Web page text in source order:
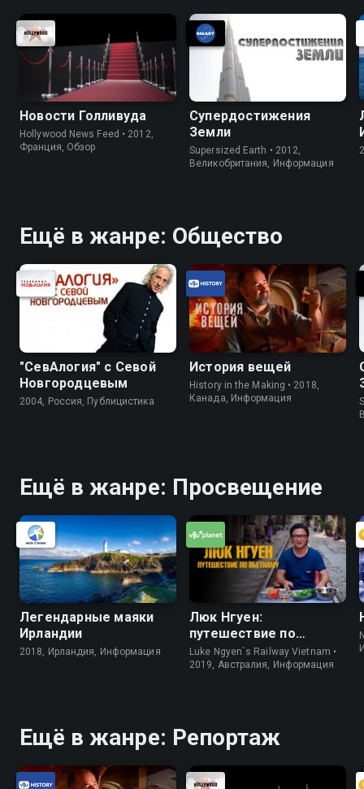
Новости Голливуда
Hollywood News Feed • 2012,
Франция, Обзор
Супердостижения
Земли
Supersized Earth • 2012,
Великобритания, Информация
Ещё в жанре: Общество
"СевАлогия" с Севой
Новгородцевым
2004, Россия, Публицистика
История вещей
History in the Making • 2018,
Канада, Информация
Ещё в жанре: Просвещение
Легендарные маяки
Ирландии
2018, Ирландия, Информация
Люк Нгуен:
путешествие по
Вьетнаму
Luke Ngyen`s Railway Vietnam •
2019, Австралия, Информация
Ещё в жанре: Репортаж